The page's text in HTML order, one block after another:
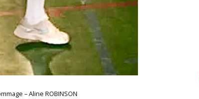
– Aline ROBINSON